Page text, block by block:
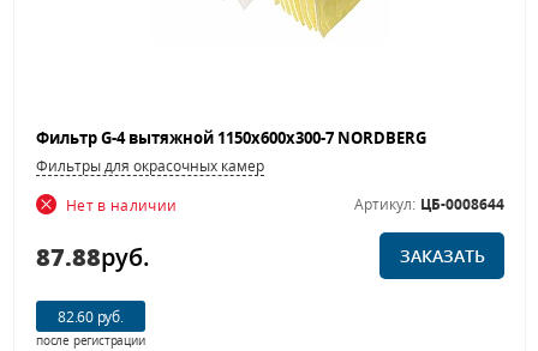
Фильтр G-4 вытяжной 1150х600х300-7 NORDBERG
Фильтры для окрасочных камер
Нет в наличии
Артикул: ЦБ-0008644
87.88руб. ЗАКАЗАТЬ
82.60 руб.
после регистрации